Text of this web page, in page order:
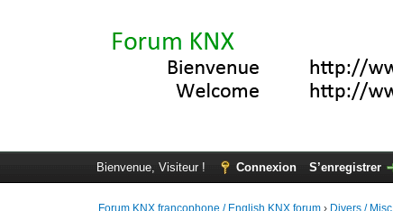
Bienvenue, Visiteur ! Connexion S’enregistrer
Forum KNX francophone / English KNX forum › Divers / Misc